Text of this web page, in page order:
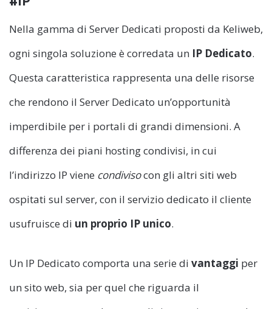
Nella gamma di Server Dedicati proposti da Keliweb,
ogni singola soluzione è corredata un IP Dedicato.
Questa caratteristica rappresenta una delle risorse
che rendono il Server Dedicato un’opportunità
imperdibile per i portali di grandi dimensioni. A
differenza dei piani hosting condivisi, in cui
l’indirizzo IP viene condivisocon gli altri siti web
ospitati sul server, con il servizio dedicato il cliente
usufruisce di un proprio IP unico.
Un IP Dedicato comporta una serie di vantaggi per
un sito web, sia per quel che riguarda il